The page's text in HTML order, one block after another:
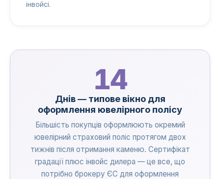
інвойсі.
14
Днів — типове вікно для
оформлення ювелірного полісу
Більшість покупців оформлюють окремий
ювелірний страховий поліс протягом двох
тижнів після отримання каменю. Сертифікат
градації плюс інвойс дилера — це все, що
потрібно брокеру ЄС для оформлення